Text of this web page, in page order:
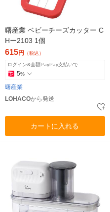
曙産業 ベビーチーズカッター C
Hー2103 1個
615円 （税込）
ログイン&全額PayPay支払いで
5%
曙産業
LOHACOから発送
カートに入れる